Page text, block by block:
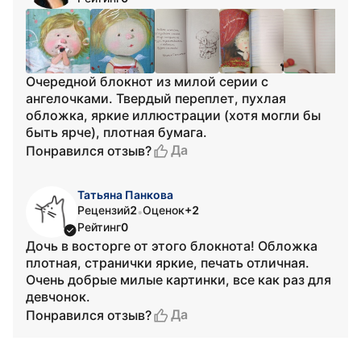
Очередной блокнот из милой серии с
ангелочками. Твердый переплет, пухлая
обложка, яркие иллюстрации (хотя могли бы
быть ярче), плотная бумага.
Понравился отзыв?
Да
Татьяна Панкова
Рецензий2•Оценок+2
Рейтинг0
Дочь в восторге от этого блокнота! Обложка
плотная, странички яркие, печать отличная.
Очень добрые милые картинки, все как раз для
девчонок.
Понравился отзыв?
Да